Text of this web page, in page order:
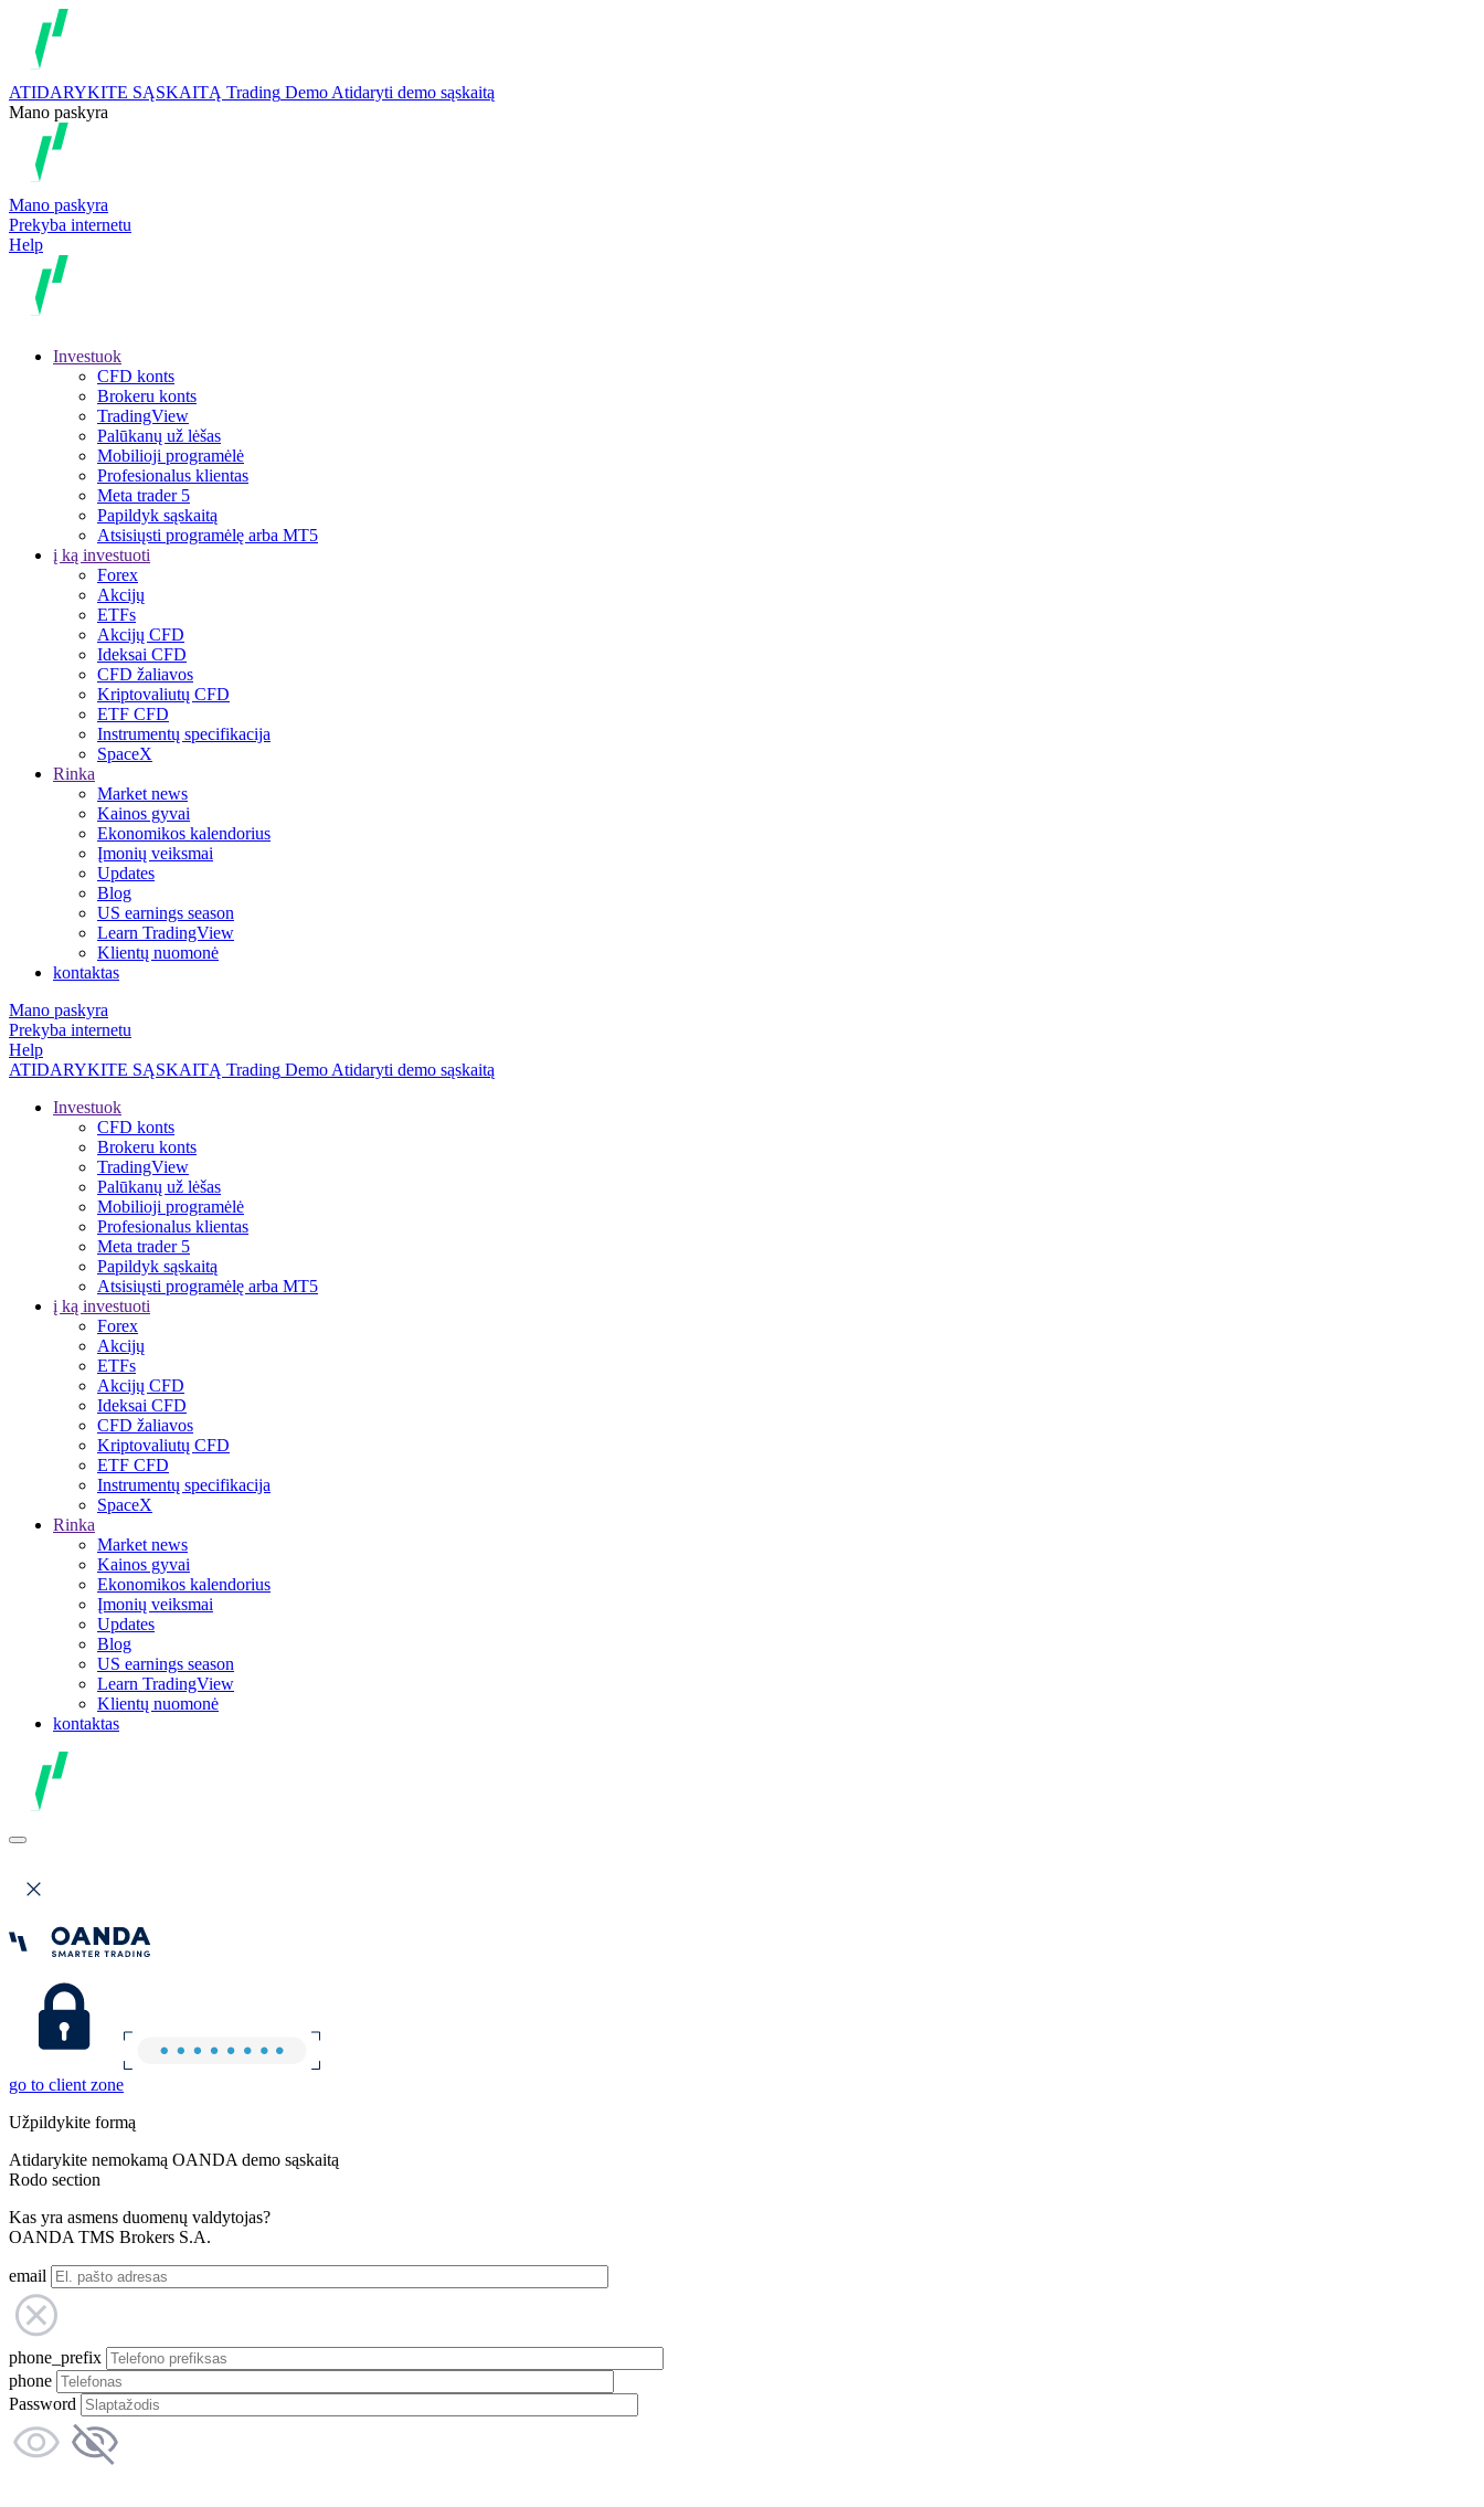
ATIDARYKITE SĄSKAITĄ Trading Demo Atidaryti demo sąskaitą
Mano paskyra
Mano paskyra
Prekyba internetu
Help
Investuok
CFD konts
Brokeru konts
TradingView
Palūkanų už lėšas
Mobilioji programėlė
Profesionalus klientas
Meta trader 5
Papildyk sąskaitą
Atsisiųsti programėlę arba MT5
į ką investuoti
Forex
Akcijų
ETFs
Akcijų CFD
Ideksai CFD
CFD žaliavos
Kriptovaliutų CFD
ETF CFD
Instrumentų specifikacija
SpaceX
Rinka
Market news
Kainos gyvai
Ekonomikos kalendorius
Įmonių veiksmai
Updates
Blog
US earnings season
Learn TradingView
Klientų nuomonė
kontaktas
Mano paskyra
Prekyba internetu
Help
ATIDARYKITE SĄSKAITĄ Trading Demo Atidaryti demo sąskaitą
Investuok
CFD konts
Brokeru konts
TradingView
Palūkanų už lėšas
Mobilioji programėlė
Profesionalus klientas
Meta trader 5
Papildyk sąskaitą
Atsisiųsti programėlę arba MT5
į ką investuoti
Forex
Akcijų
ETFs
Akcijų CFD
Ideksai CFD
CFD žaliavos
Kriptovaliutų CFD
ETF CFD
Instrumentų specifikacija
SpaceX
Rinka
Market news
Kainos gyvai
Ekonomikos kalendorius
Įmonių veiksmai
Updates
Blog
US earnings season
Learn TradingView
Klientų nuomonė
kontaktas
go to client zone
Užpildykite formą
Atidarykite nemokamą OANDA demo sąskaitą
Rodo section
Kas yra asmens duomenų valdytojas?
OANDA TMS Brokers S.A.
email
phone_prefix
phone
Password